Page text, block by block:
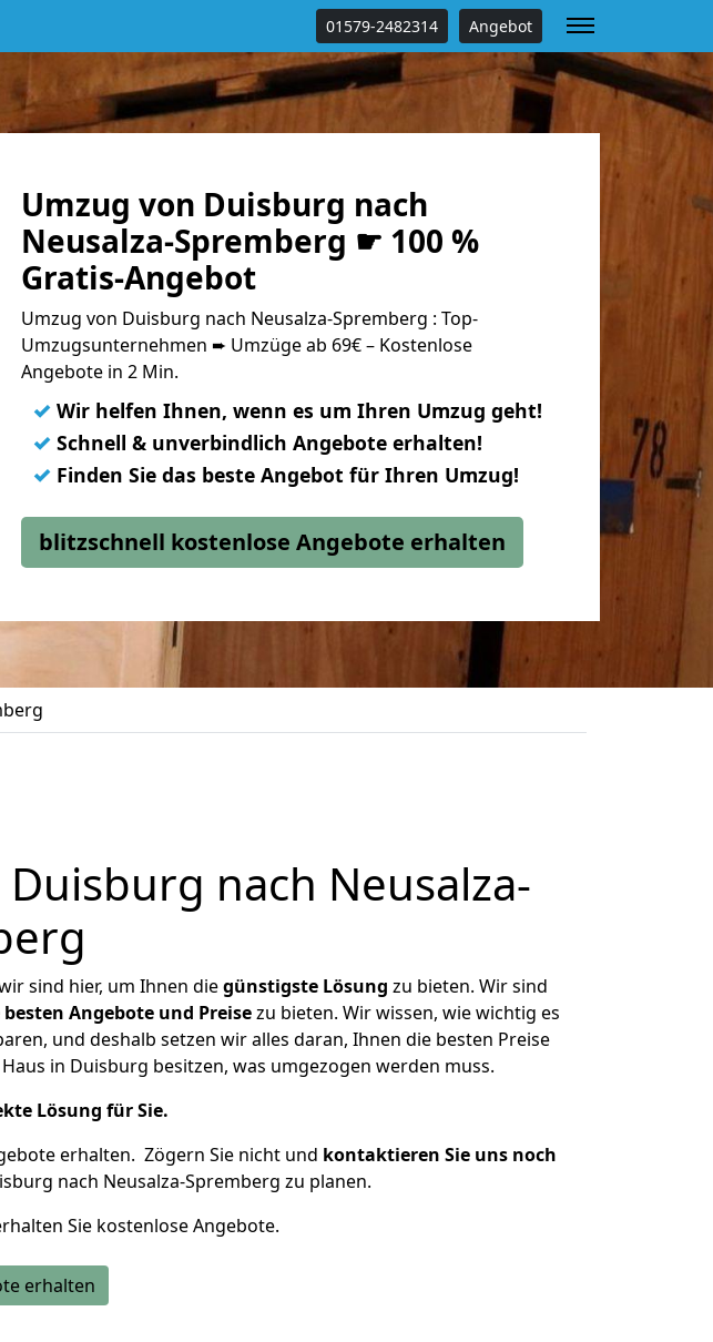
01579-2482314 Angebot
Umzug von Duisburg nach
Neusalza-Spremberg ☛ 100 %
Gratis-Angebot
Umzug von Duisburg nach Neusalza-Spremberg : Top-
Umzugsunternehmen ➨ Umzüge ab 69€ – Kostenlose
Angebote in 2 Min.
✓ Wir helfen Ihnen, wenn es um Ihren Umzug geht!
✓ Schnell & unverbindlich Angebote erhalten!
✓ Finden Sie das beste Angebot für Ihren Umzug!
blitzschnell kostenlose Angebote erhalten
nach Neusalza-
sind hier, um Ihnen diegünstigste Lösung zu bieten. Wir sind
besten Angebote und Preisezu bieten. Wir wissen, wie wichtig es
und deshalb setzen wir alles daran, Ihnen die besten Preise
in Duisburg besitzen, was umgezogen werden muss.
Lösung für Sie.
erhalten. Zögern Sie nicht und kontaktieren Sie uns noch
nach Neusalza-Spremberg zu planen.
Sie kostenlose Angebote.
erhalten